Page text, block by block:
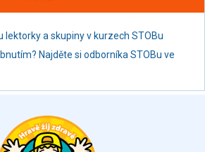
doplňky stravy
hotová jídla
výrobky
lektorky a skupiny v kurzech STOBu
Najděte si odborníka STOBu ve